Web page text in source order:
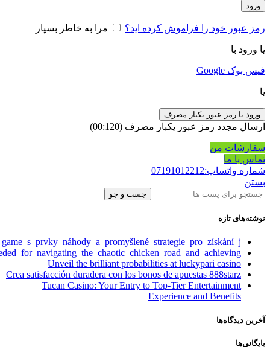
ورود
رمز عبور خود را فراموش کرده اید؟ مرا به خاطر بسپار
یا ورود با
فیس بوک Google
یا
ورود با رمز عبور یکبار مصرف
ارسال مجدد رمز عبور یکبار مصرف (00:
120
)
سفارشات من
تماس با ما
شماره واتساپ:07191012212
بستن
جست و جو
نوشته‌های تازه
Unveil the brilliant probabilities at luckypari casino
Crea satisfacción duradera con los bonos de apuestas 888starz
Tucan Casino: Your Entry to Top-Tier Entertainment
Experience and Benefits
آخرین دیدگاه‌ها
بایگانی‌ها